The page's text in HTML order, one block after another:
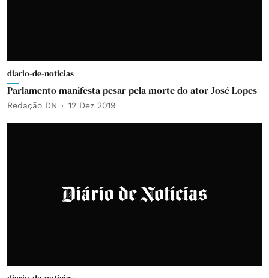
diario-de-noticias
Parlamento manifesta pesar pela morte do ator José Lopes
Redação DN 12 Dez 2019